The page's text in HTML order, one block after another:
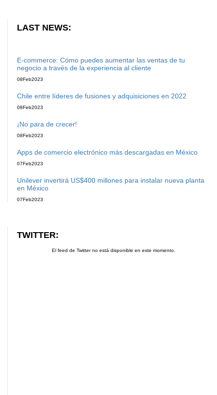
LAST NEWS:
E-commerce: Cómo puedes aumentar las ventas de tu
negocio a través de la experiencia al cliente
08Feb2023
Chile entre líderes de fusiones y adquisiciones en 2022
08Feb2023
¡No para de crecer!
08Feb2023
Apps de comercio electrónico más descargadas en México
07Feb2023
Unilever invertirá US$400 millones para instalar nueva planta
en México
07Feb2023
TWITTER:
El feed de Twitter no está disponible en este momento.